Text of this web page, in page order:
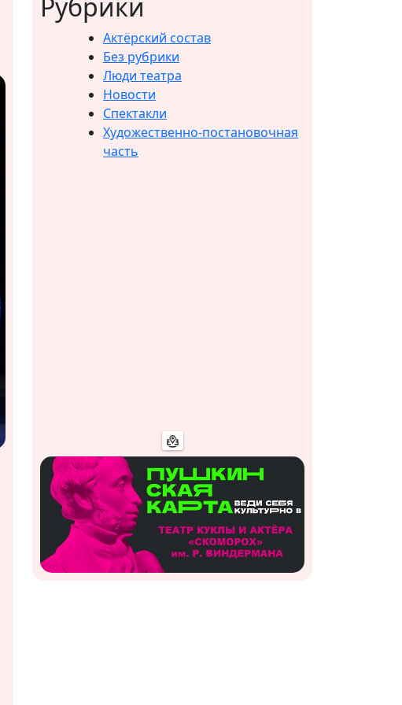
Рубрики
Актёрский состав
Без рубрики
Люди театра
Новости
Спектакли
Художественно-постановочная
часть